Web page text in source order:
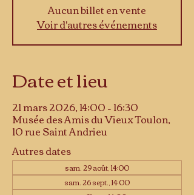
Aucun billet en vente
Voir d'autres événements
Date et lieu
21 mars 2026, 14:00 – 16:30
Musée des Amis du Vieux Toulon,
10 rue Saint Andrieu
Autres dates
sam. 29 août, 14:00
sam. 26 sept., 14:00